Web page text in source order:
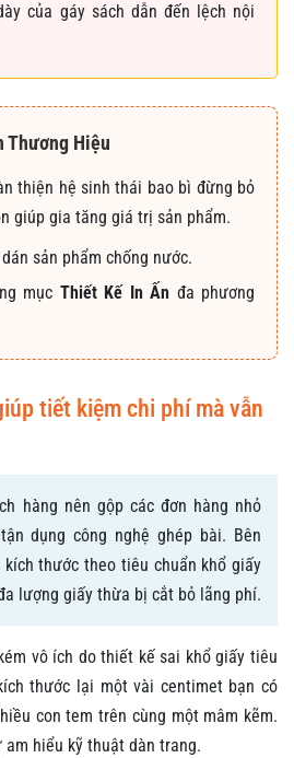
của gáy sách dẫn đến lệch nội
Thương Hiệu
thiện hệ sinh thái bao bì đừng bỏ
giúp gia tăng giá trị sản phẩm.
dán sản phẩm chống nước.
mục Thiết Kế In Ấn đa phương
tiết kiệm chi phí mà vẫn
hàng nên gộp các đơn hàng nhỏ
dụng công nghệ ghép bài. Bên
thước theo tiêu chuẩn khổ giấy
lượng giấy thừa bị cắt bỏ lãng phí.
vô ích do thiết kế sai khổ giấy tiêu
thước lại một vài centimet bạn có
con tem trên cùng một mâm kẽm.
hiểu kỹ thuật dàn trang.